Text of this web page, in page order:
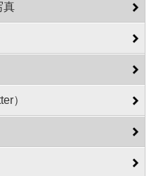
真
）